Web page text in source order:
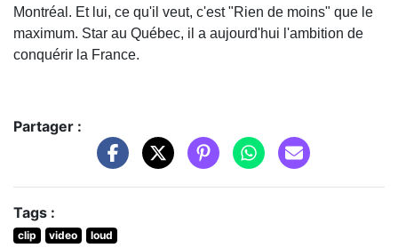
Montréal. Et lui, ce qu'il veut, c'est "Rien de moins" que le
maximum. Star au Québec, il a aujourd'hui l'ambition de
conquérir la France.
Partager :
Tags :
clip video loud